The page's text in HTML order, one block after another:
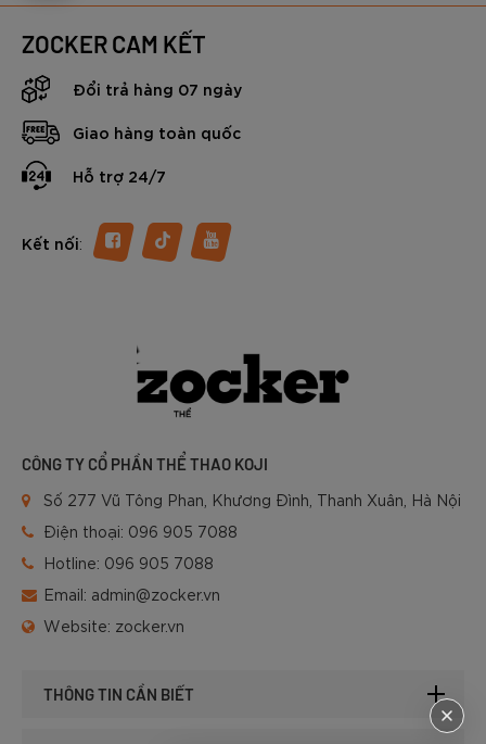
ZOCKER CAM KẾT
Đổi trả hàng 07 ngày
Giao hàng toàn quốc
Hỗ trợ 24/7
Kết nối:
CÔNG TY CỔ PHẦN THỂ THAO KOJI
Số 277 Vũ Tông Phan, Khương Đình, Thanh Xuân, Hà Nội
Điện thoại: 096 905 7088
Hotline: 096 905 7088
Email: admin@zocker.vn
Website: zocker.vn
THÔNG TIN CẦN BIẾT